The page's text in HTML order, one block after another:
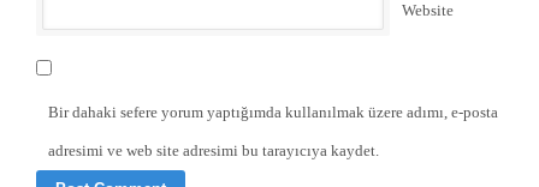
Website
Bir dahaki sefere yorum yaptığımda kullanılmak üzere adımı, e-posta
adresimi ve web site adresimi bu tarayıcıya kaydet.